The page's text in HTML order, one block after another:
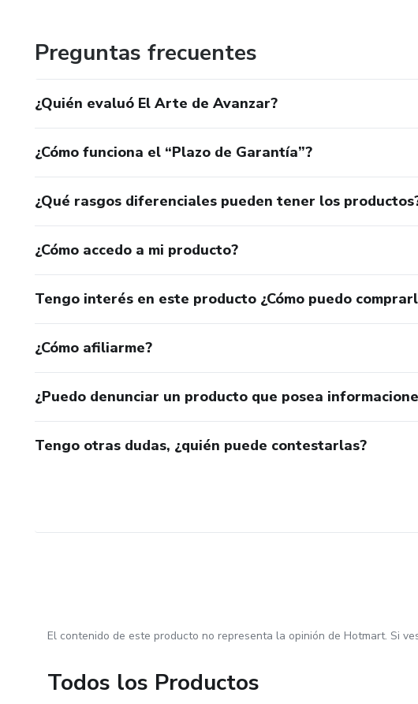
El Arte de Avanzar no es solo lectura, es
está diseñado para que reflexiones,
Preguntas frecuentes
¿Quién evaluó El Arte de Avanzar?
¿Cómo funciona el “Plazo de Garantía”?
¿Qué rasgos diferenciales pueden tener los
¿Cómo accedo a mi producto?
Tengo interés en este producto ¿Cómo puedo
¿Cómo afiliarme?
¿Puedo denunciar un producto que posea
Tengo otras dudas, ¿quién puede contestarlas?
El contenido de este producto no representa la opinión de Hotmart. Si
Todos los Productos